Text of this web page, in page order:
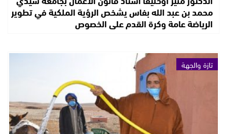
محمد بن عبد الله بفاس يشخص الرؤية الملكية في تطوير
الرياضة عامة وكرة القدم على الخصوص
تازة والجهة